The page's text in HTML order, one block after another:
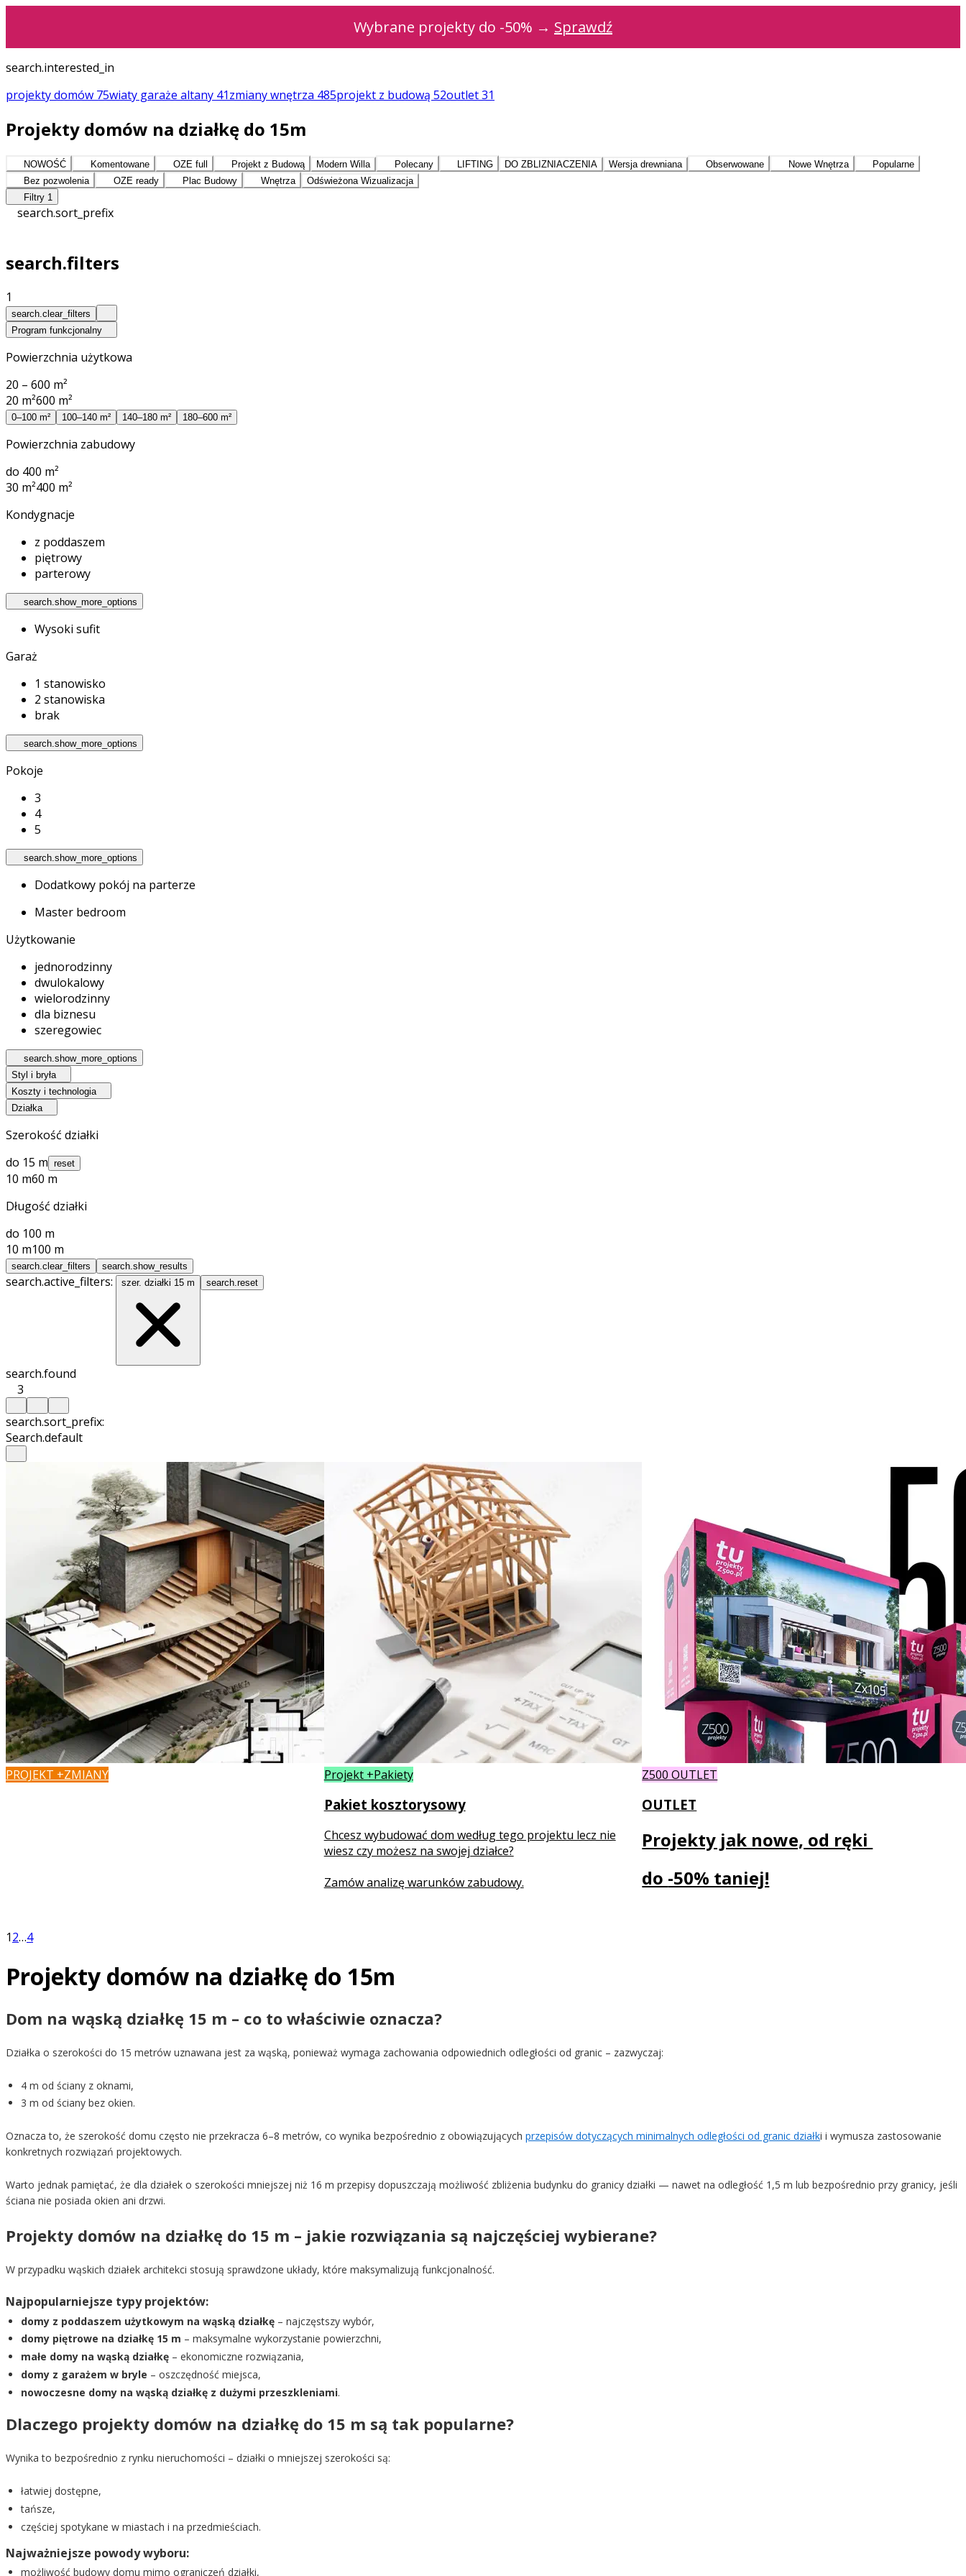
Wybrane projekty do -50% → Sprawdź
search.interested_in
projekty domów 75wiaty garaże altany 41zmianywnętrza 485projekt z budową 52outlet31
Projekty domów na działkę do 15m
NOWOŚĆ Komentowane OZE full Projekt z Budową Modern Willa Polecany LIFTING DO ZBLIZNIACZENIA Wersja drewniana Obserwowane Nowe Wnętrza
Popularne
Bez pozwolenia
OZE ready Plac Budowy Wnętrza
Odświeżona Wizualizacja
Filtry 1
search.sort_prefix
search.filters
1
search.clear_filters
Program funkcjonalny
Powierzchnia użytkowa
20 – 600 m²
20 m²600 m²
0–100 m² 100–140 m² 140–180 m² 180–600 m²
Powierzchnia zabudowy
do 400 m²
30 m²400 m²
Kondygnacje
z poddaszem
piętrowy
parterowy
search.show_more_options
Wysoki sufit
Garaż
1 stanowisko
2 stanowiska
brak
search.show_more_options
Pokoje
3
4
5
search.show_more_options
Dodatkowy pokój na parterze
Master bedroom
Użytkowanie
jednorodzinny
dwulokalowy
wielorodzinny
dla biznesu
szeregowiec
search.show_more_options
Styl i bryła
Koszty i technologia
Działka
Szerokość działki
do 15 m reset
10 m60 m
Długość działki
do 100 m
10 m100 m
search.clear_filters search.show_results
search.active_filters: szer. działki 15 m search.reset
search.found
3
search.sort_prefix:
Search.default
PROJEKT +ZMIANY Projekt +Pakiety
Pakiet kosztorysowy
Chcesz wybudować dom według tego projektu lecz nie
wiesz czy możesz na swojej działce?
Zamów analizę warunków zabudowy.
Z500 OUTLET
OUTLET
Projekty jak nowe, od ręki
do -50% taniej!
12…4
Projekty domów na działkę do 15m
Dom na wąską działkę 15 m – co to właściwie oznacza?
Działka o szerokości do 15 metrów uznawana jest za wąską, ponieważ wymaga zachowania odpowiednich odległości od granic – zazwyczaj:
4 m od ściany z oknami,
3 m od ściany bez okien.
Oznacza to, że szerokość domu często nie przekracza 6–8 metrów, co wynika bezpośrednio z obowiązujących przepisów dotyczących minimalnych odległości od granic działki i wymusza zastosowanie
konkretnych rozwiązań projektowych.
Warto jednak pamiętać, że dla działek o szerokości mniejszej niż 16 m przepisy dopuszczają możliwość zbliżenia budynku do granicy działki — nawet na odległość 1,5 m lub bezpośrednio przy granicy, jeśli
ściana nie posiada okien ani drzwi.
Projekty domów na działkę do 15 m – jakie rozwiązania są najczęściej wybierane?
W przypadku wąskich działek architekci stosują sprawdzone układy, które maksymalizują funkcjonalność.
Najpopularniejsze typy projektów:
domy z poddaszem użytkowym na wąską działkę – najczęstszy wybór,
domy piętrowe na działkę 15 m – maksymalne wykorzystanie powierzchni,
małe domy na wąską działkę – ekonomiczne rozwiązania,
domy z garażem w bryle – oszczędność miejsca,
nowoczesne domy na wąską działkę z dużymi przeszkleniami.
Dlaczego projekty domów na działkę do 15 m są tak popularne?
Wynika to bezpośrednio z rynku nieruchomości – działki o mniejszej szerokości są:
łatwiej dostępne,
tańsze,
częściej spotykane w miastach i na przedmieściach.
Najważniejsze powody wyboru:
możliwość budowy domu mimo ograniczeń działki,